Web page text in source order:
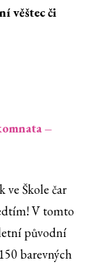
věštec či
–
ve Škole čar
V tomto
původní
barevných